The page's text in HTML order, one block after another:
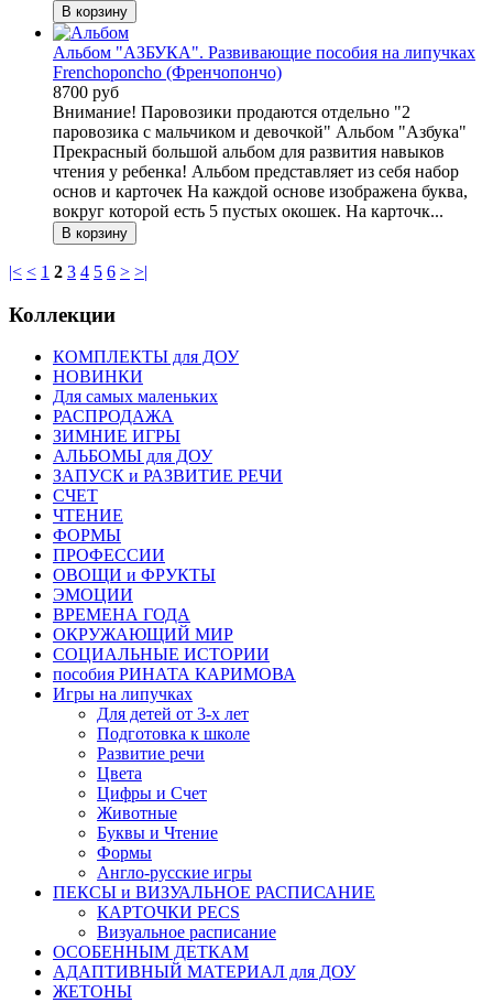
Альбом "АЗБУКА". Развивающие пособия на липучках
Frenchoponcho (Френчопончо)
8700 руб
Внимание! Паровозики продаются отдельно "2
паровозика с мальчиком и девочкой" Альбом "Азбука"
Прекрасный большой альбом для развития навыков
чтения у ребенка! Альбом представляет из себя набор
основ и карточек На каждой основе изображена буква,
вокруг которой есть 5 пустых окошек. На карточк...
|< < 1 2 3 4 5 6 > >|
Коллекции
КОМПЛЕКТЫ для ДОУ
НОВИНКИ
Для самых маленьких
РАСПРОДАЖА
ЗИМНИЕ ИГРЫ
АЛЬБОМЫ для ДОУ
ЗАПУСК и РАЗВИТИЕ РЕЧИ
СЧЕТ
ЧТЕНИЕ
ФОРМЫ
ПРОФЕССИИ
ОВОЩИ и ФРУКТЫ
ЭМОЦИИ
ВРЕМЕНА ГОДА
ОКРУЖАЮЩИЙ МИР
СОЦИАЛЬНЫЕ ИСТОРИИ
пособия РИНАТА КАРИМОВА
Игры на липучках
Для детей от 3-х лет
Подготовка к школе
Развитие речи
Цвета
Цифры и Счет
Животные
Буквы и Чтение
Формы
Англо-русские игры
ПЕКСЫ и ВИЗУАЛЬНОЕ РАСПИСАНИЕ
КАРТОЧКИ PECS
Визуальное расписание
ОСОБЕННЫМ ДЕТКАМ
АДАПТИВНЫЙ МАТЕРИАЛ для ДОУ
ЖЕТОНЫ